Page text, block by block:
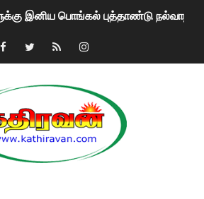
இனிய பொங்கல் புத்தாண்டு
விலக திட்டம்?
ஆய்வு…. இந்தியாவின் “கோவிஷீல்டு”